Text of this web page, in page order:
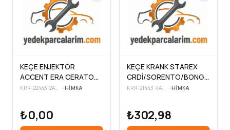
KEÇE ENJEKTÖR
ACCENT ERA CERATO
MATRİX E.M ADET
KRR-22443-2A000 •HIMKA
₺0,00
KEÇE KRANK STAREX
CRDİ/SORENTO/BONGO
CRDİ ARKAKRR-21443-4A000 •HIMKA
₺302,98